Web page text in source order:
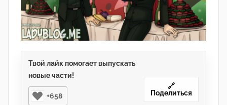
Твой лайк помогает выпускать
новые части!
+658
🔗
Поделиться